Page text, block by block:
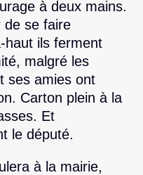
à deux mains.
de se faire
haut ils ferment
malgré les
ses amies ont
Carton plein à la
Et
le député.
à la mairie,